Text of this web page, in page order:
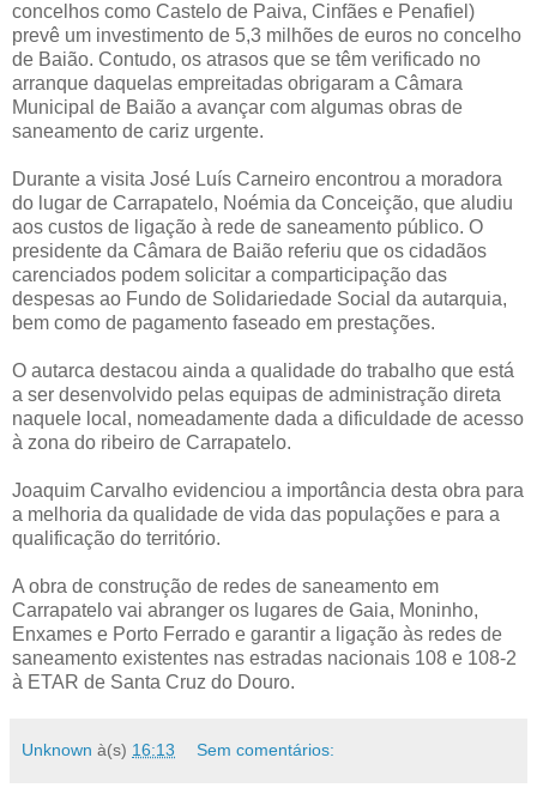
concelhos como Castelo de Paiva, Cinfães e Penafiel)
prevê um investimento de 5,3 milhões de euros no concelho
de Baião. Contudo, os atrasos que se têm verificado no
arranque daquelas empreitadas obrigaram a Câmara
Municipal de Baião a avançar com algumas obras de
saneamento de cariz urgente.
Durante a visita José Luís Carneiro encontrou a moradora
do lugar de Carrapatelo, Noémia da Conceição, que aludiu
aos custos de ligação à rede de saneamento público. O
presidente da Câmara de Baião referiu que os cidadãos
carenciados podem solicitar a comparticipação das
despesas ao Fundo de Solidariedade Social da autarquia,
bem como de pagamento faseado em prestações.
O autarca destacou ainda a qualidade do trabalho que está
a ser desenvolvido pelas equipas de administração direta
naquele local, nomeadamente dada a dificuldade de acesso
à zona do ribeiro de Carrapatelo.
Joaquim Carvalho evidenciou a importância desta obra para
a melhoria da qualidade de vida das populações e para a
qualificação do território.
A obra de construção de redes de saneamento em
Carrapatelo vai abranger os lugares de Gaia, Moninho,
Enxames e Porto Ferrado e garantir a ligação às redes de
saneamento existentes nas estradas nacionais 108 e 108-2
à ETAR de Santa Cruz do Douro.
Unknown à(s) 16:13 Sem comentários: